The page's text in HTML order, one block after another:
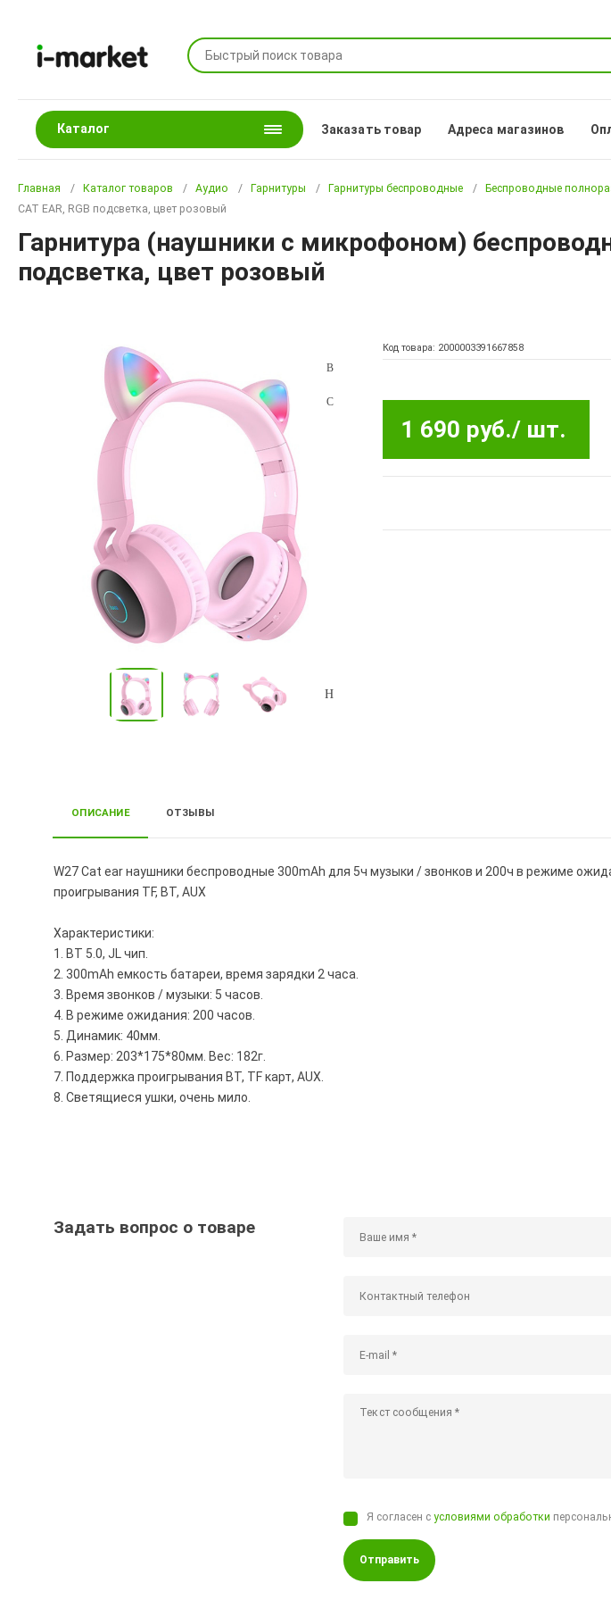
Каталог Заказать товар Адреса магазинов
Главная Каталог товаров Аудио Гарнитуры Гарнитуры беспроводные Беспроводные
CAT EAR, RGB подсветка, цвет розовый
Гарнитура (наушники с микрофоном)
подсветка, цвет розовый
Код товара: 2000003391667858
1 690 руб./ шт.
ОПИСАНИЕ ОТЗЫВЫ
W27 Cat ear наушники беспроводные 300mAh для 5ч музыки / звонков и 200ч в режиме
проигрывания TF, BT, AUX
Характеристики:
1. BT 5.0, JL чип.
2. 300mAh емкость батареи, время зарядки 2 часа.
3. Время звонков / музыки: 5 часов.
4. В режиме ожидания: 200 часов.
5. Динамик: 40мм.
6. Размер: 203*175*80мм. Вес: 182г.
7. Поддержка проигрывания BT, TF карт, AUX.
8. Светящиеся ушки, очень мило.
Задать вопрос о товаре
Я согласен сусловиями обработки
Отправить